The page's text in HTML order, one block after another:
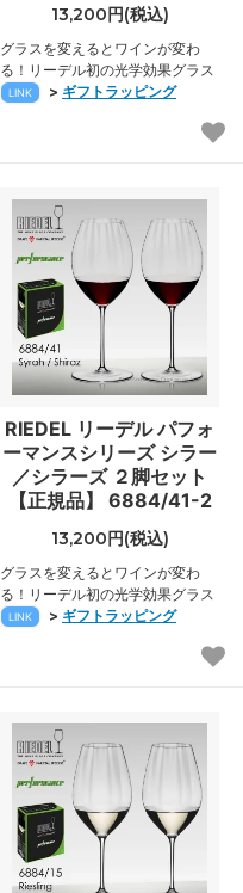
13,200円(税込)
グラスを変えるとワインが変わ
る！リーデル初の光学効果グラス
LINK > ギフトラッピング
RIEDEL リーデル パフォ
ーマンスシリーズ シラー
／シラーズ ２脚セット
【正規品】 6884/41-2
13,200円(税込)
グラスを変えるとワインが変わ
る！リーデル初の光学効果グラス
LINK > ギフトラッピング